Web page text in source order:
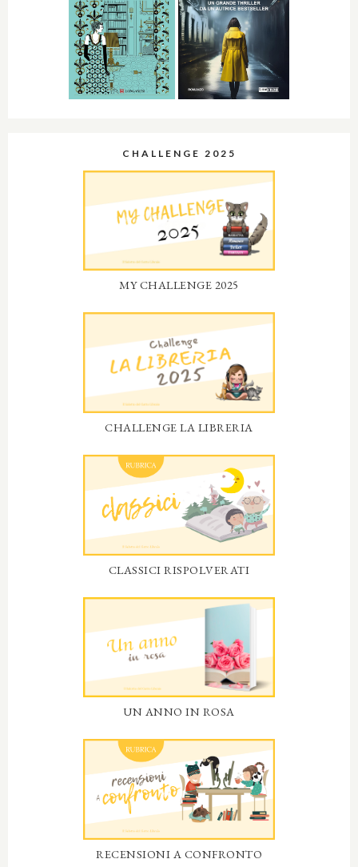
CHALLENGE 2025
MY CHALLENGE 2025
CHALLENGE LA LIBRERIA
CLASSICI RISPOLVERATI
UN ANNO IN ROSA
RECENSIONI A CONFRONTO